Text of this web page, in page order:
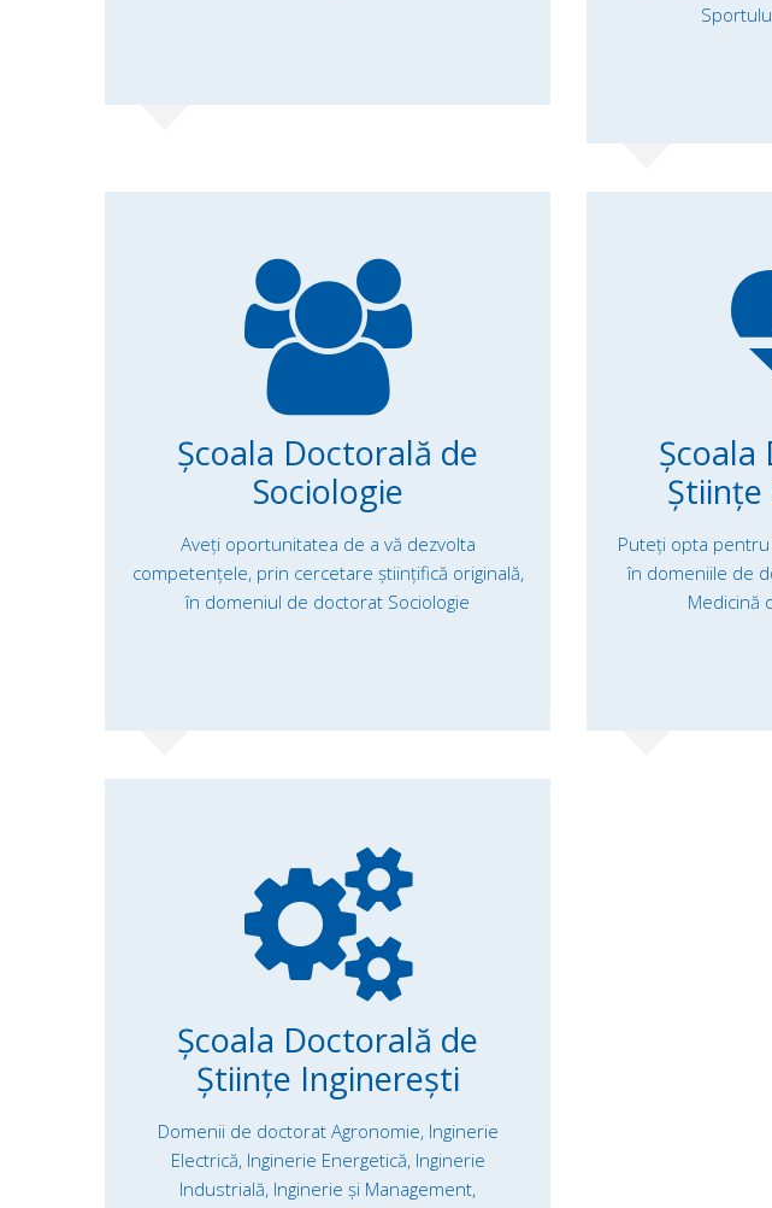
Școala Doctorală de
Sociologie
Aveți oportunitatea de a vă dezvolta
competențele, prin cercetare ştiinţifică originală,
în domeniul de doctorat Sociologie
Școala
Științe
Puteți opta
în domeniile de
Medicină
Școala Doctorală de
Științe Inginerești
Domenii de doctorat Agronomie, Inginerie
Electrică, Inginerie Energetică, Inginerie
Industrială, Inginerie și Management,